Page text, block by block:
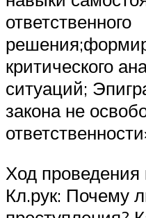
ответственного
критического
ситуаций;
закона не
Ход проведения
Кл.рук: Почему